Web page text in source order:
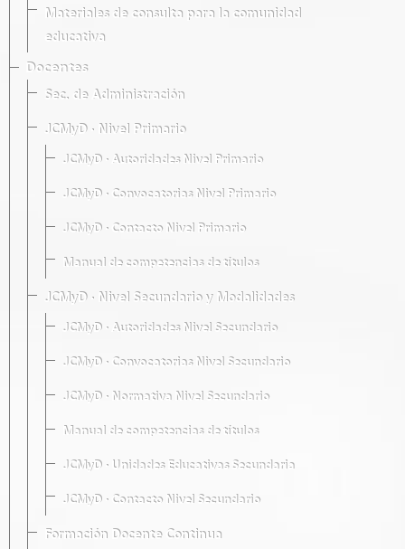
Materiales de consulta para la comunidad
educativa
Docentes
Sec. de Administración
JCMyD · Nivel Primario
JCMyD · Autoridades Nivel Primario
JCMyD · Convocatorias Nivel Primario
JCMyD · Contacto Nivel Primario
Manual de competencias de títulos
JCMyD · Nivel Secundario y Modalidades
JCMyD · Autoridades Nivel Secundario
JCMyD · Convocatorias Nivel Secundario
JCMyD · Normativa Nivel Secundario
Manual de competencias de títulos
JCMyD · Unidades Educativas Secundaria
JCMyD · Contacto Nivel Secundario
Formación Docente Continua